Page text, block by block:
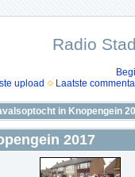
Radio
upload Laatste
in Knopengein
2017